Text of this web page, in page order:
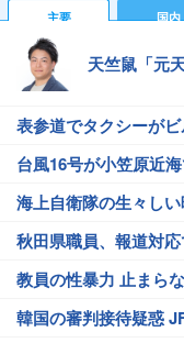
主要 国内
天竺鼠「元
表参道でタクシーが
台風16号が小笠原近
海上自衛隊の生々し
秋田県職員、報道対
教員の性暴力 止まら
韓国の審判接待疑惑